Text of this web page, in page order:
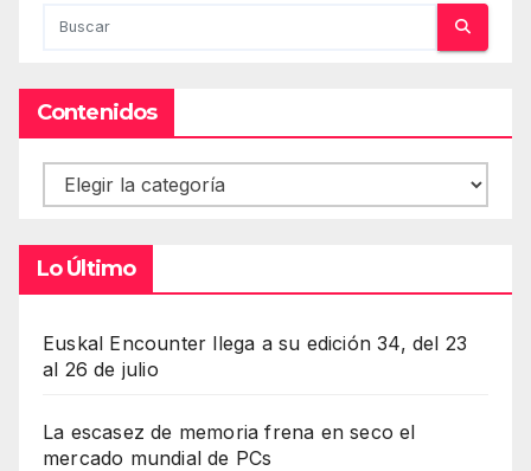
Contenidos
Contenidos
Lo Último
Euskal Encounter llega a su edición 34, del 23
al 26 de julio
La escasez de memoria frena en seco el
mercado mundial de PCs